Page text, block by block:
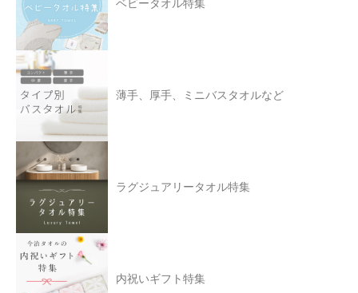
ベビータオル特集
薄手、厚手、ミニバスタオルなど
ラグジュアリータオル特集
内祝いギフト特集